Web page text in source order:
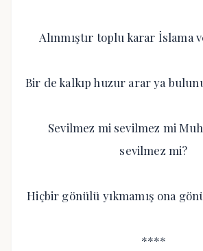
Alınmıştır toplu karar İslama
Bir de kalkıp huzur arar ya
Sevilmez mi sevilmez mi
sevilmez mi?
Hiçbir gönülü yıkmamış ona
****